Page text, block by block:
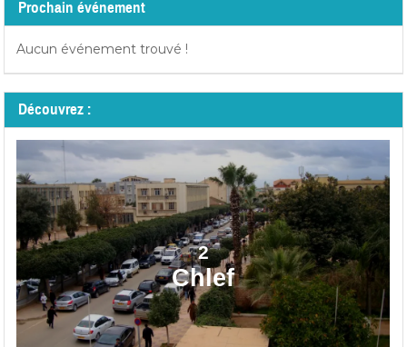
Prochain événement
Aucun événement trouvé !
Découvrez :
2
Chlef